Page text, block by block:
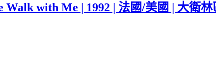
Walk with Me | 1992 | 法國/美國 | 大衛林